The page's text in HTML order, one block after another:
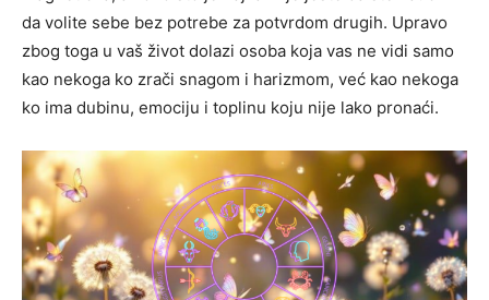
da volite sebe bez potrebe za potvrdom drugih. Upravo
zbog toga u vaš život dolazi osoba koja vas ne vidi samo
kao nekoga ko zrači snagom i harizmom, već kao nekoga
ko ima dubinu, emociju i toplinu koju nije lako pronaći.